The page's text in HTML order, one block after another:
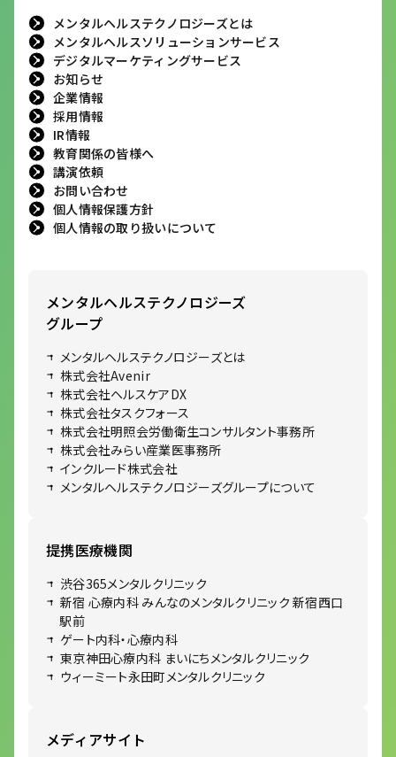
メンタルヘルステクノロジーズとは
メンタルヘルスソリューションサービス
デジタルマーケティングサービス
お知らせ
企業情報
採用情報
IR情報
教育関係の皆様へ
講演依頼
お問い合わせ
個人情報保護方針
個人情報の取り扱いについて
メンタルヘルステクノロジーズ
グループ
メンタルヘルステクノロジーズとは
株式会社Avenir
株式会社ヘルスケアDX
株式会社タスクフォース
株式会社明照会労働衛生コンサルタント事務所
株式会社みらい産業医事務所
インクルード株式会社
メンタルヘルステクノロジーズグループについて
提携医療機関
渋谷365メンタルクリニック
新宿 心療内科 みんなのメンタルクリニック 新宿西口
駅前
ゲート内科・心療内科
東京神田心療内科 まいにちメンタルクリニック
ウィーミート永田町メンタルクリニック
メディアサイト